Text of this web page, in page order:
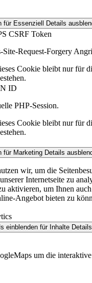
für Essenziell Details
CSRF Token
Site-Request-Forgery
Cookie bleibt nur für
ID
PHP-Session.
Cookie bleibt nur für
für Marketing Details
wir, um die
Internetseite zu
aktivieren, um Ihnen
Angebot bieten zu
einblenden für Inhalte
um die